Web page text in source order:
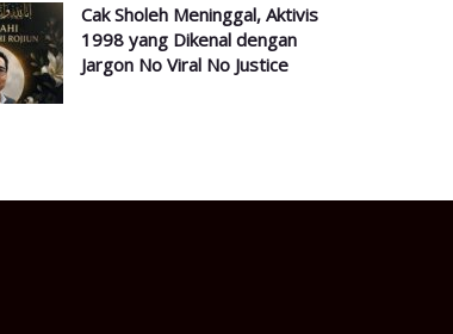
Cak Sholeh Meninggal, Aktivis
1998 yang Dikenal dengan
Jargon No Viral No Justice